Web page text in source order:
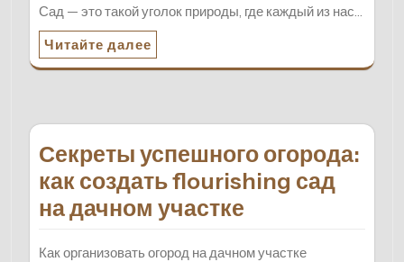
Сад — это такой уголок природы, где каждый из нас…
Читайте далее
Секреты успешного огорода:
как создать flourishing сад
на дачном участке
Как организовать огород на дачном участке